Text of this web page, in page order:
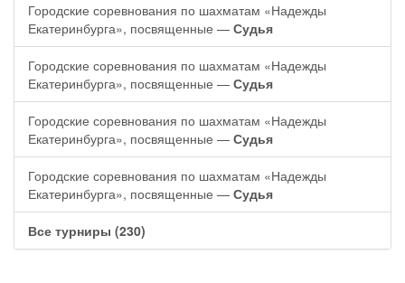
Городские соревнования по шахматам «Надежды
Екатеринбурга», посвященные — Судья
Городские соревнования по шахматам «Надежды
Екатеринбурга», посвященные — Судья
Городские соревнования по шахматам «Надежды
Екатеринбурга», посвященные — Судья
Городские соревнования по шахматам «Надежды
Екатеринбурга», посвященные — Судья
Все турниры (230)